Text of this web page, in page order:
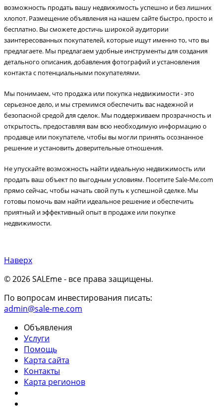
возможность продать вашу недвижимость успешно и без лишних
хлопот. Размещение объявления на нашем сайте быстро, просто и
бесплатно. Вы сможете достичь широкой аудитории
заинтересованных покупателей, которые ищут именно то, что вы
предлагаете. Мы предлагаем удобные инструменты для создания
детального описания, добавления фотографий и установления
контакта с потенциальными покупателями.
Мы понимаем, что продажа или покупка недвижимости - это
серьезное дело, и мы стремимся обеспечить вас надежной и
безопасной средой для сделок. Мы поддерживаем прозрачность и
открытость, предоставляя вам всю необходимую информацию о
продавце или покупателе, чтобы вы могли принять осознанное
решение и установить доверительные отношения.
Не упускайте возможность найти идеальную недвижимость или
продать ваш объект по выгодным условиям. Посетите Sale-Me.com
прямо сейчас, чтобы начать свой путь к успешной сделке. Мы
готовы помочь вам найти идеальное решение и обеспечить
приятный и эффективный опыт в продаже или покупке
недвижимости.
Наверх
© 2026 SALEme - все права защищены.
По вопросам инвестирования писать:
admin@sale-me.com
Объявления
Услуги
Помощь
Карта сайта
Контакты
Карта регионов